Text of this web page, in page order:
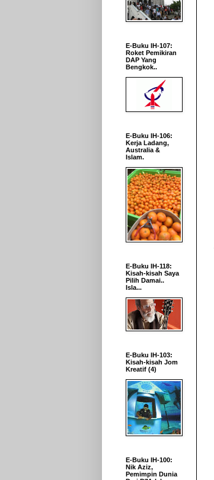
E-Buku IH-107:
Roket Pemikiran
DAP Yang
Bengkok..
E-Buku IH-106:
Kerja Ladang,
Australia &
Islam.
E-Buku IH-118:
Kisah-kisah Saya
Pilih Damai..
Isla...
E-Buku IH-103:
Kisah-kisah Jom
Kreatif (4)
E-Buku IH-100:
Nik Aziz,
Pemimpin Dunia